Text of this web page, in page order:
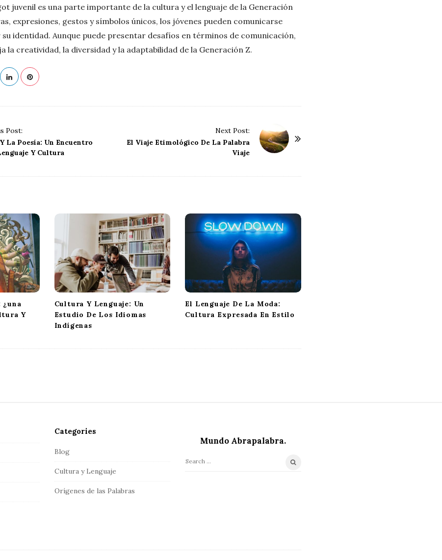
juvenil es una parte importante de la cultura y el lenguaje de la Generación
expresiones, gestos y símbolos únicos, los jóvenes pueden comunicarse
identidad. Aunque puede presentar desafíos en términos de comunicación,
la creatividad, la diversidad y la adaptabilidad de la Generación Z.
Post:
La Poesía: Un Encuentro
Y Cultura
Next Post:
El Viaje Etimológico De La Palabra
Viaje
¿una
Y
Cultura Y Lenguaje: Un
Estudio De Los Idiomas
Indígenas
El Lenguaje De La Moda:
Cultura Expresada En Estilo
Categories
Blog
Cultura y Lenguaje
Orígenes de las Palabras
Mundo Abrapalabra.
S